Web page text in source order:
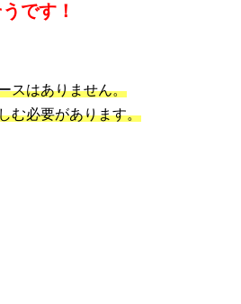
です！
スはありません。
む必要があります。